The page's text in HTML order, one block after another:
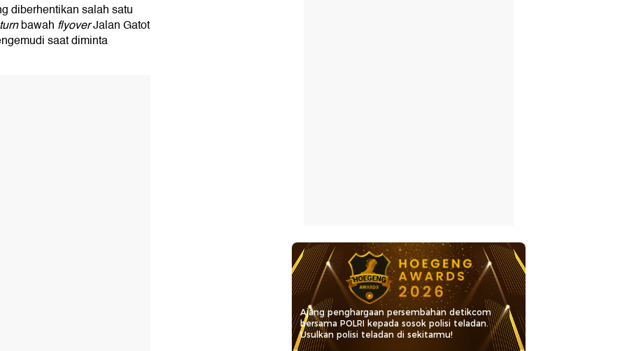
diberhentikan salah satu
bawah flyoverJalan Gatot
saat diminta
Ajang penghargaan persembahan detikcom
bersama POLRI kepada sosok polisi teladan.
Usulkan polisi teladan di sekitarmu!